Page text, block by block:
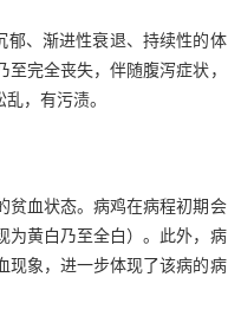
郁、渐进性衰退、持续性的体
完全丧失，伴随腹泻症状，
，有污渍。
贫血状态。病鸡在病程初期会
为黄白乃至全白）。此外，病
现象，进一步体现了该病的病